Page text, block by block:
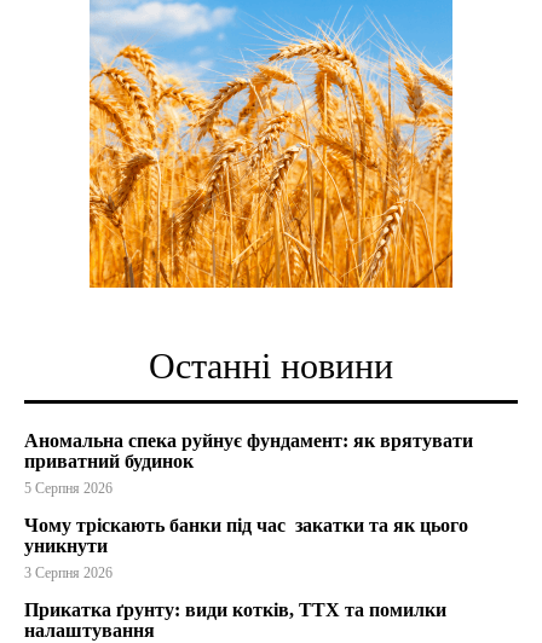
Останні новини
Аномальна спека руйнує фундамент: як врятувати
приватний будинок
5 Серпня 2026
Чому тріскають банки під час закатки та як цього
уникнути
3 Серпня 2026
Прикатка ґрунту: види котків, ТТХ та помилки
налаштування